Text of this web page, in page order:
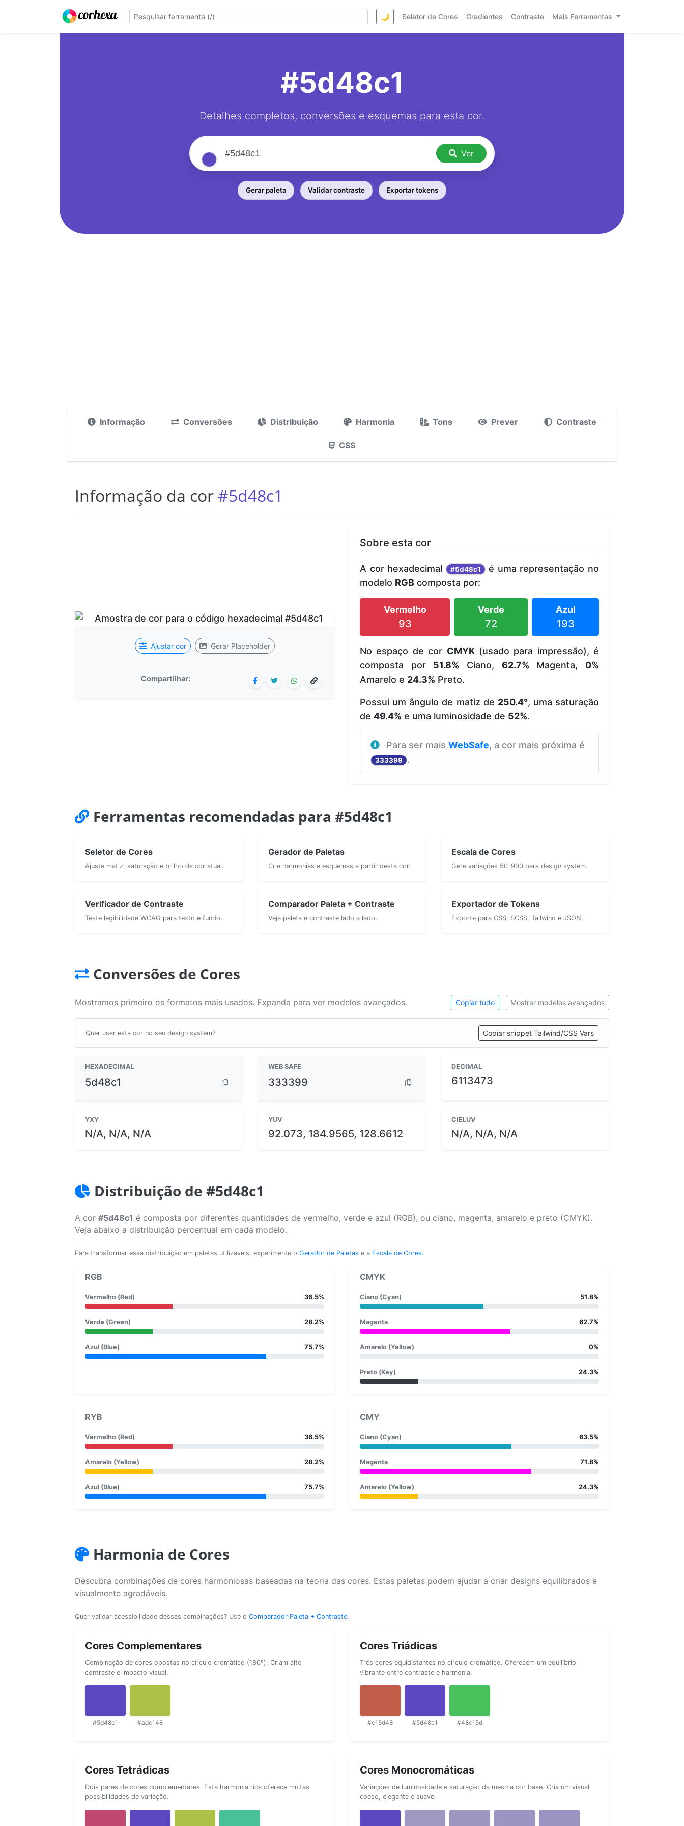
🌙 Seletor de Cores Gradientes Contraste Mais Ferramentas
#5d48c1
Detalhes completos, conversões e esquemas para esta cor.
Ver
Gerar paleta Validar contraste Exportar tokens
Informação Conversões Distribuição Harmonia Tons Prever Contraste
CSS
Informação da cor#5d48c1
Ajustar cor Gerar Placeholder
Compartilhar:
Sobre esta cor
A cor hexadecimal #5d48c1
é uma representação no
modelo RGB composta por:
Vermelho
93
Verde
72
Azul
193
No espaço de cor CMYK(usado para impressão), é
composta por 51.8% Ciano, 62.7% Magenta, 0%
Amarelo e 24.3% Preto.
Possui um ângulo de matiz de 250.4°, uma saturação
de 49.4% e uma luminosidade de 52%.
Para ser mais WebSafe, a cor mais próxima é
333399 .
Ferramentas recomendadas para #5d48c1
Seletor de Cores
Ajuste matiz, saturação e brilho da cor atual.
Gerador de Paletas
Crie harmonias e esquemas a partir desta cor.
Escala de Cores
Gere variações 50–900 para design system.
Verificador de Contraste
Teste legibilidade WCAG para texto e fundo.
Comparador Paleta + Contraste
Veja paleta e contraste lado a lado.
Exportador de Tokens
Exporte para CSS, SCSS, Tailwind e JSON.
Conversões de Cores
Mostramos primeiro os formatos mais usados. Expanda para ver modelos avançados. Copiar tudo Mostrar modelos avançados
Quer usar esta cor no seu design system? Copiar snippet Tailwind/CSS Vars
HEXADECIMAL
5d48c1
WEB SAFE
333399
DECIMAL
6113473
YXY
N/A, N/A, N/A
YUV
92.073, 184.9565, 128.6612
CIELUV
N/A, N/A, N/A
Distribuição de #5d48c1
A cor #5d48c1 é composta por diferentes quantidades de vermelho, verde e azul (RGB), ou ciano, magenta, amarelo e preto (CMYK).
Veja abaixo a distribuição percentual em cada modelo.
Para transformar essa distribuição em paletas utilizáveis, experimente o Gerador de Paletas e a Escala de Cores.
RGB
Vermelho (Red) 36.5%
Verde (Green) 28.2%
Azul (Blue) 75.7%
CMYK
Ciano (Cyan) 51.8%
Magenta 62.7%
Amarelo (Yellow) 0%
Preto (Key) 24.3%
RYB
Vermelho (Red) 36.5%
Amarelo (Yellow) 28.2%
Azul (Blue) 75.7%
CMY
Ciano (Cyan) 63.5%
Magenta 71.8%
Amarelo (Yellow) 24.3%
Harmonia de Cores
Descubra combinações de cores harmoniosas baseadas na teoria das cores. Estas paletas podem ajudar a criar designs equilibrados e
visualmente agradáveis.
Quer validar acessibilidade dessas combinações? Use o Comparador Paleta + Contraste.
Cores Complementares
Combinação de cores opostas no círculo cromático (180º). Criam alto
contraste e impacto visual.
#5d48c1 #adc148
Cores Triádicas
Três cores equidistantes no círculo cromático. Oferecem um equilíbrio
vibrante entre contraste e harmonia.
#c15d48 #5d48c1 #48c15d
Cores Tetrádicas
Dois pares de cores complementares. Esta harmonia rica oferece muitas
possibilidades de variação.
Cores Monocromáticas
Variações de luminosidade e saturação da mesma cor base. Cria um visual
coeso, elegante e suave.